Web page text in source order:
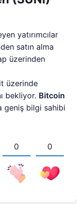
yatırımcılar
satın alma
üzerinden
üzerinde
bekliyor. Bitcoin
geniş bilgi sahibi
0 0